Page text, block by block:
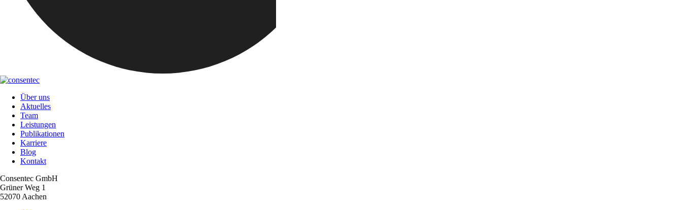
Über uns
Aktuelles
Team
Leistungen
Publikationen
Karriere
Blog
Kontakt
Consentec GmbH
Grüner Weg 1
52070 Aachen